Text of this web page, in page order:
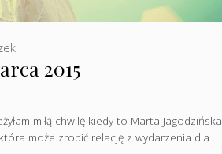
2015
miłą chwilę kiedy to Marta Jagodzińska
może zrobić relację z wydarzenia dla …